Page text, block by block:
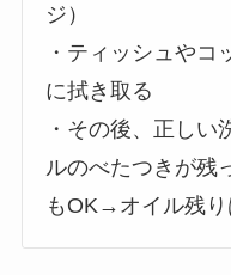
ジ）
・ティッシュやコ
に拭き取る
・その後、正しい
ルのべたつきが残
もOK→オイル残り